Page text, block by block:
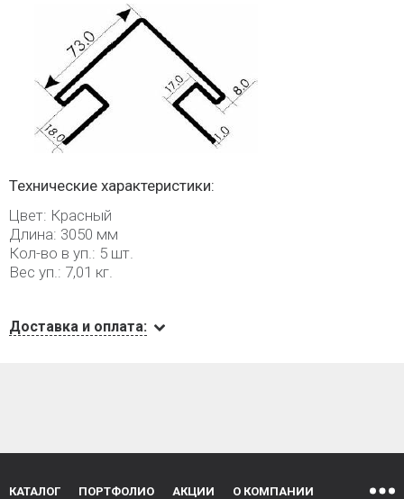
Технические характеристики:
Цвет: Красный
Длина: 3050 мм
Кол-во в уп.: 5 шт.
Вес уп.: 7,01 кг.
Доставка и оплата:
КАТАЛОГ ПОРТФОЛИО АКЦИИ О КОМПАНИИ